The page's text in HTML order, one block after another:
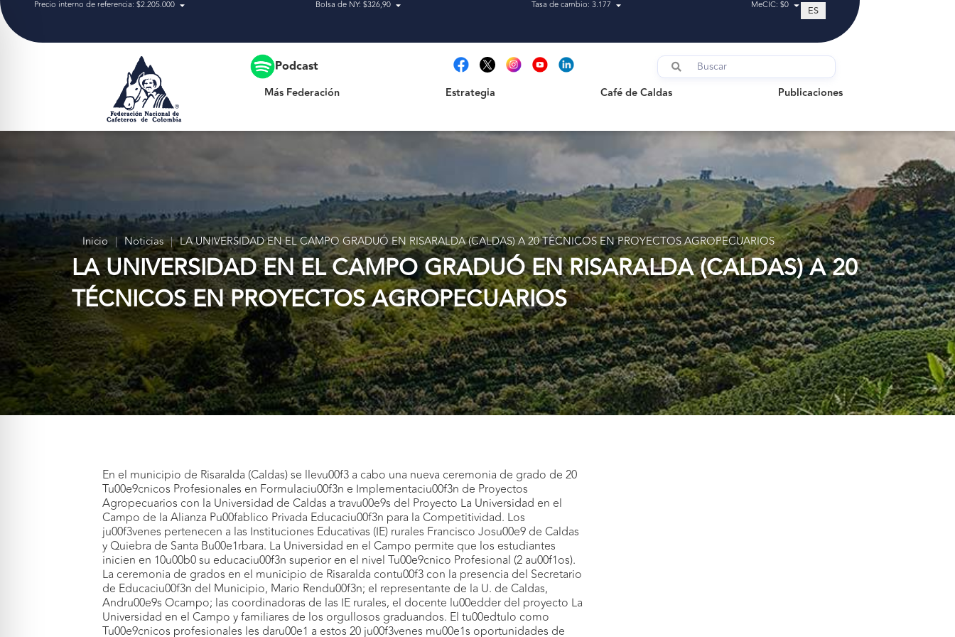
Precio interno de referencia: $2.205.000 Bolsa de NY: $326,90 Tasa de cambio: 3.177 MeCIC: $0 ES
Podcast
Más Federación Estrategia Café de Caldas Publicaciones
Publicaciones
Inicio | Noticias | LA UNIVERSIDAD EN EL CAMPO GRADUÓ EN RISARALDA (CALDAS) A 20 TÉCNICOS EN PROYECTOS AGROPECUARIOS
LA UNIVERSIDAD EN EL CAMPO GRADUÓ EN RISARALDA (CALDAS) A 20
TÉCNICOS EN PROYECTOS AGROPECUARIOS
En el municipio de Risaralda (Caldas) se llevu00f3 a cabo una nueva ceremonia de grado de 20
Tu00e9cnicos Profesionales en Formulaciu00f3n e Implementaciu00f3n de Proyectos
Agropecuarios con la Universidad de Caldas a travu00e9s del Proyecto La Universidad en el
Campo de la Alianza Pu00fablico Privada Educaciu00f3n para la Competitividad. Los
ju00f3venes pertenecen a las Instituciones Educativas (IE) rurales Francisco Josu00e9 de Caldas
y Quiebra de Santa Bu00e1rbara. La Universidad en el Campo permite que los estudiantes
inicien en 10u00b0 su educaciu00f3n superior en el nivel Tu00e9cnico Profesional (2 au00f1os).
La ceremonia de grados en el municipio de Risaralda contu00f3 con la presencia del Secretario
de Educaciu00f3n del Municipio, Mario Rendu00f3n; el representante de la U. de Caldas,
Andru00e9s Ocampo; las coordinadoras de las IE rurales, el docente lu00edder del proyecto La
Universidad en el Campo y familiares de los orgullosos graduandos. El tu00edtulo como
Tu00e9cnicos profesionales les daru00e1 a estos 20 ju00f3venes mu00e1s oportunidades de